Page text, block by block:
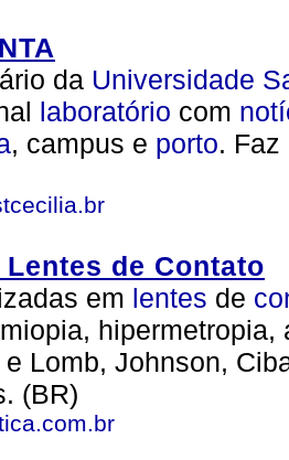
da Universidade
laboratório com
, campus e porto.
de Contato
em lentes de
e Lomb, Johnson,
(BR)